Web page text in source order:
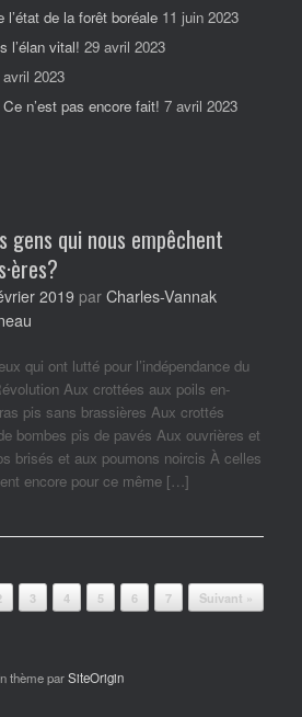
de la forêt boréale 11 juin 2023
l’élan vital! 29 avril 2023
2023
n’est pas encore fait! 7 avril 2023
gens qui nous empêchent
2019 par Charles-Vannak
qui ont lutté pour l’indépendance du
Aux crottées aux poils en-
pis sans brassières Aux crottés
bombes pis de pavés Aux ouvrières et
brisés et aux poumons noircis À celles
encore pour ce même […]
3 4 5 6 7 Suivant »
thème parSiteOrigin